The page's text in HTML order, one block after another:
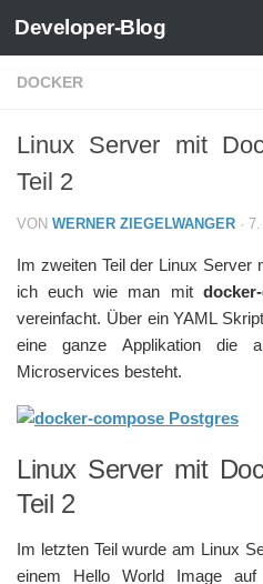
Zum Inhalt springen
Developer-Blog
DOCKER
Linux Server mit
Teil 2
VON WERNER ZIEGELWANGER · 7.
Im zweiten Teil der Linux Server
ich euch wie man mit
vereinfacht. Über ein YAML
eine ganze Applikation die
Microservices besteht.
Linux Server mit
Teil 2
Im letzten Teil wurde am Linux
einem Hello World Image auf